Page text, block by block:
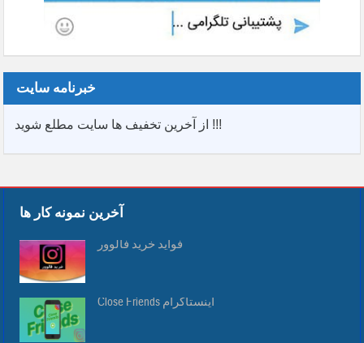
خبرنامه سایت
از آخرین تخفیف ها سایت مطلع شوید !!!
آخرین نمونه کار ها
فواید خرید فالوور
Close Friends اینستاگرام